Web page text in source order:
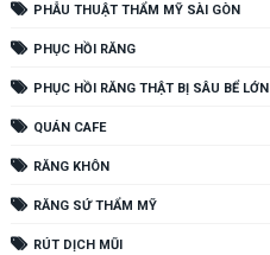
PHẪU THUẬT THẨM MỸ SÀI GÒN
PHỤC HỒI RĂNG
PHỤC HỒI RĂNG THẬT BỊ SÂU BỂ LỚN
QUÁN CAFE
RĂNG KHÔN
RĂNG SỨ THẨM MỸ
RÚT DỊCH MŨI